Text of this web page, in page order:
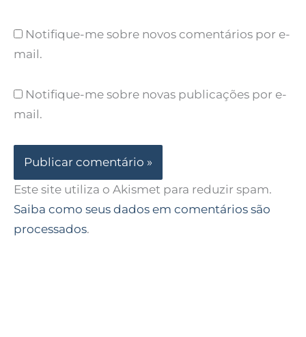
Notifique-me sobre novos comentários por e-
mail.
Notifique-me sobre novas publicações por e-
mail.
Este site utiliza o Akismet para reduzir spam.
Saiba como seus dados em comentários são
processados.